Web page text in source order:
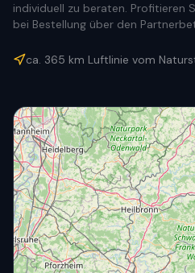
individuell zu beraten. Profitieren
bei Bestellung über den
ca. 365 km Luftlinie vom